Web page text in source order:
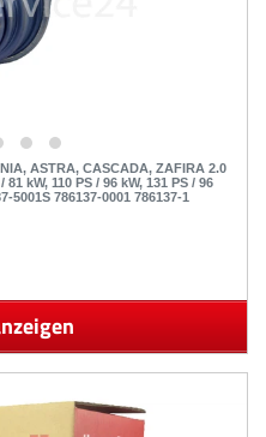
ASTRA, CASCADA, ZAFIRA 2.0
81 kW, 110 PS / 96 kW, 131 PS / 96
5001S 786137-0001 786137-1